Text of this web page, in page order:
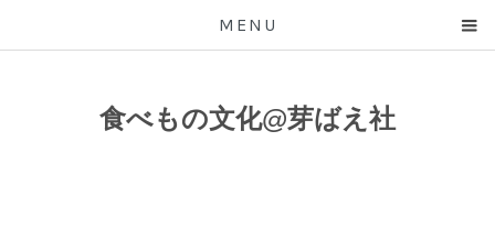
MENU
食べもの文化@芽ばえ社